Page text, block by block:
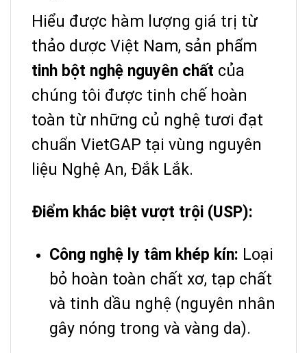
Hiểu được hàm lượng giá trị từ
thảo dược Việt Nam, sản phẩm
tinh bột nghệ nguyên chất của
chúng tôi được tinh chế hoàn
toàn từ những củ nghệ tươi đạt
chuẩn VietGAP tại vùng nguyên
liệu Nghệ An, Đắk Lắk.
Điểm khác biệt vượt trội (USP):
Công nghệ ly tâm khép kín: Loại
bỏ hoàn toàn chất xơ, tạp chất
và tinh dầu nghệ (nguyên nhân
gây nóng trong và vàng da).